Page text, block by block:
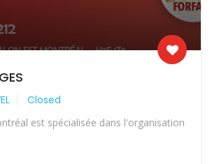
Closed
est spécialisée dans l'organisation